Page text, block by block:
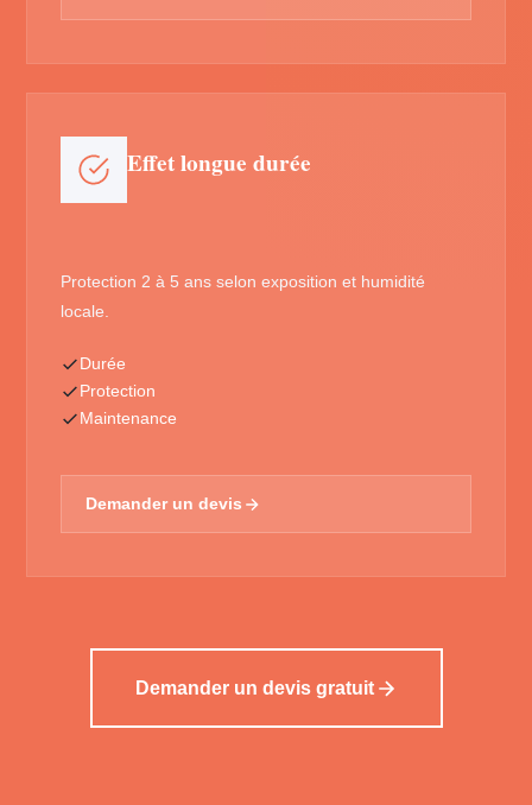
Effet longue durée
Protection 2 à 5 ans selon exposition et humidité
locale.
Durée
Protection
Maintenance
Demander un devis
Demander un devis gratuit